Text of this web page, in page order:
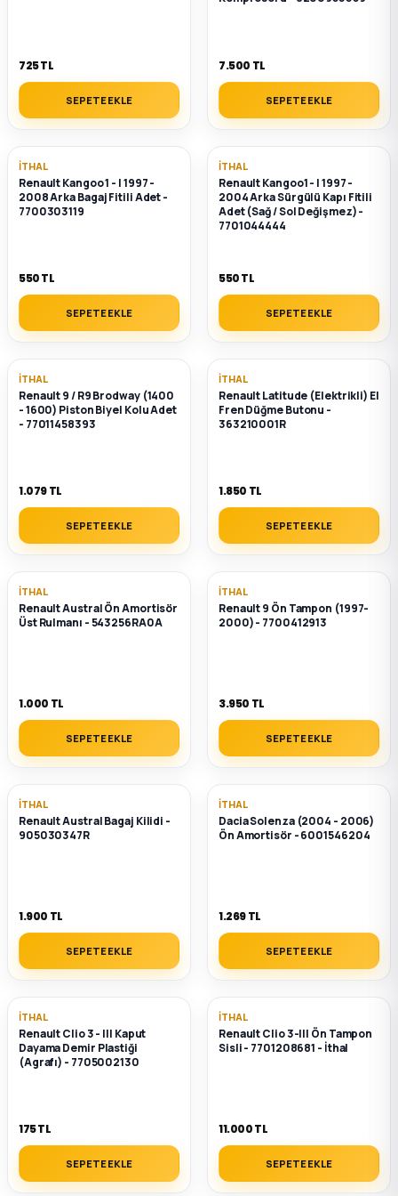
Parça
Parça
725 TL
SEPETE EKLE
7.500 TL
SEPETE EKLE
İTHAL
Renault Kangoo 1 - I 1997 -
2008 Arka Bagaj Fitili Adet -
7700303119
550 TL
SEPETE EKLE
İTHAL
Renault Kangoo1 - I 1997 -
2004 Arka Sürgülü Kapı Fitili
Adet (Sağ / Sol Değişmez) -
7701044444
550 TL
SEPETE EKLE
İTHAL
Renault 9 / R9 Brodway (1400
- 1600) Piston Biyel Kolu Adet
- 77011458393
1.079 TL
SEPETE EKLE
İTHAL
Renault Latitude (Elektrikli) El
Fren Düğme Butonu -
363210001R
1.850 TL
SEPETE EKLE
İTHAL
Renault Austral Ön Amortisör
Üst Rulmanı - 543256RA0A
1.000 TL
SEPETE EKLE
İTHAL
Renault 9 Ön Tampon (1997-
2000) - 7700412913
3.950 TL
SEPETE EKLE
İTHAL
Renault Austral Bagaj Kilidi -
905030347R
1.900 TL
SEPETE EKLE
İTHAL
Dacia Solenza (2004 - 2006)
Ön Amortisör - 6001546204
1.269 TL
SEPETE EKLE
İTHAL
Renault Clio 3 - III Kaput
Dayama Demir Plastiği
(Agrafı) - 7705002130
175 TL
SEPETE EKLE
İTHAL
Renault Clio 3-III Ön Tampon
Sisli - 7701208681 - İthal
11.000 TL
SEPETE EKLE